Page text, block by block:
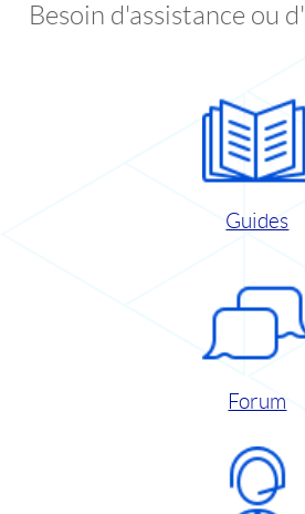
Besoin d'assistance ou
Guides
Forum